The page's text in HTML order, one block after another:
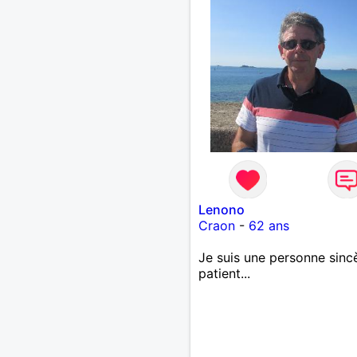
Lenono
Craon- 62 ans
Je suis une personne
patient...